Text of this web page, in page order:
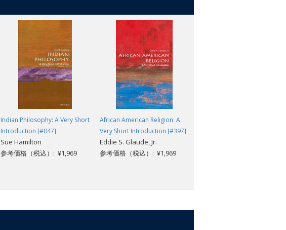
Indian Philosophy: A Very Short
Introduction [#047]
Sue Hamilton
参考価格（税込）: ¥1,969
African American Religion: A
Very Short Introduction [#397]
Eddie S. Glaude, Jr.
参考価格（税込）: ¥1,969